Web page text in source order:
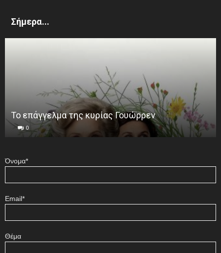
Σήμερα...
Το επάγγελμα της κυρίας Γουώρρεν
0
Όνομα*
Email*
Θέμα